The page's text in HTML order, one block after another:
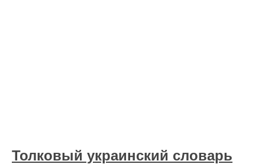
Толковый украинский словарь